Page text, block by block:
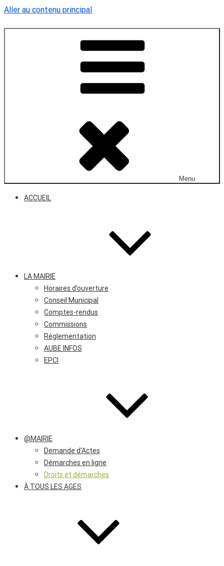
Aller au contenu principal
Menu
ACCUEIL
LA MAIRIE
Horaires d’ouverture
Conseil Municipal
Comptes-rendus
Commissions
Réglementation
AUBE INFOS
EPCI
@MAIRIE
Demande d’Actes
Démarches en ligne
Droits et démarches
À TOUS LES AGES